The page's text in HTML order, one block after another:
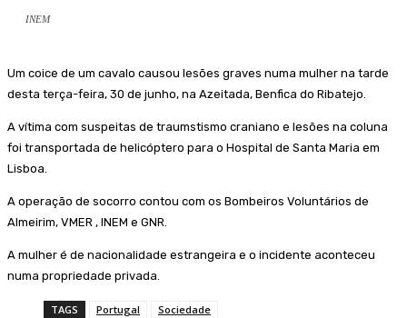
INEM
Um coice de um cavalo causou lesões graves numa mulher na tarde
desta terça-feira, 30 de junho, na Azeitada, Benfica do Ribatejo.
A vítima com suspeitas de traumstismo craniano e lesões na coluna
foi transportada de helicóptero para o Hospital de Santa Maria em
Lisboa.
A operação de socorro contou com os Bombeiros Voluntários de
Almeirim, VMER , INEM e GNR.
A mulher é de nacionalidade estrangeira e o incidente aconteceu
numa propriedade privada.
TAGS Portugal Sociedade